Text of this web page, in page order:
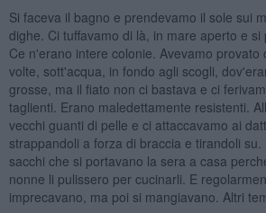
Si faceva il bagno e prendevamo il sole sui
dighe. Ci tuffavamo di là, in mare aperto e si
Ce n'erano intere colonie. Avevamo provato
volte, sott'acqua, in fondo agli scogli,
grosse, ma il fiato non ci bastava e ci
taglienti. Erano maledettamente resistenti.
vecchi guanti di pelle e ci attaccavamo ai
strappandoli a forza di braccia e tirandoli
sacchi che si portavano la sera a casa
nonne li pulissero per cucinarli. E
imprecavano, ma poi si mangiavano. Altri